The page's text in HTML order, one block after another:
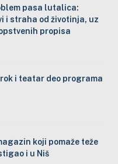
pasa lutalica:
i straha od životinja, uz
propisa
rok i teatar deo programa
koji pomaže teže
i u Niš